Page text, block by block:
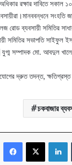
রক্ষার দাবিতে
ব্যবসায়ী সমিতির
সমিতির সভাপতি সাইফুল
সম্পাদক মো. আবদুল
দ্রুত তদন্ত, ক্ষতিগ্রস্ত
চকবাজার
Facebook
X